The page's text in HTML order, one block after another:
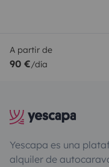
A partir de
90 €/día
Yescapa es una
alquiler de